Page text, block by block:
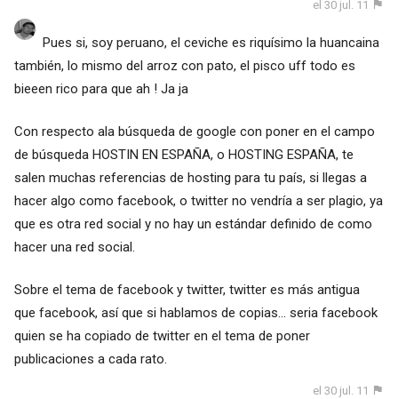
el 30 jul. 11
Pues si, soy peruano, el ceviche es riquísimo la huancaina
también, lo mismo del arroz con pato, el pisco uff todo es
bieeen rico para que ah ! Ja ja
Con respecto ala búsqueda de google con poner en el campo
de búsqueda HOSTIN EN ESPAÑA, o HOSTING ESPAÑA, te
salen muchas referencias de hosting para tu país, si llegas a
hacer algo como facebook, o twitter no vendría a ser plagio, ya
que es otra red social y no hay un estándar definido de como
hacer una red social.
Sobre el tema de facebook y twitter, twitter es más antigua
que facebook, así que si hablamos de copias... seria facebook
quien se ha copiado de twitter en el tema de poner
publicaciones a cada rato.
el 30 jul. 11